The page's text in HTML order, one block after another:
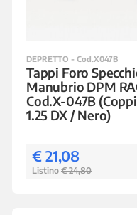
DEPRETTO - Cod.X047B
Tappi Foro
Manubrio DPM
Cod.X-047B
1.25 DX / Nero)
€ 21,08
Listino € 24,80